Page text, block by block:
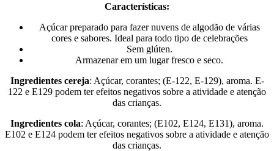
Características:
Açúcar preparado para fazer nuvens de algodão de várias
cores e sabores. Ideal para todo tipo de celebrações
Sem glúten.
Armazenar em um lugar fresco e seco.
Ingredientes cereja: Açúcar, corantes; (E-122, E-129), aroma. E-
122 e E129 podem ter efeitos negativos sobre a atividade e atenção
das crianças.
Ingredientes cola: Açúcar, corantes; (E102, E124, E131), aroma.
E102 e E124 podem ter efeitos negativos sobre a atividade e atenção
das crianças.